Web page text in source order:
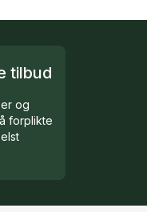
tilbud
og
forplikte